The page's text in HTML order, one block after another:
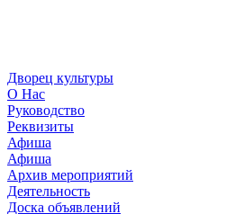
Дворец культуры
О Нас
Руководство
Реквизиты
Афиша
Афиша
Архив мероприятий
Деятельность
Доска объявлений